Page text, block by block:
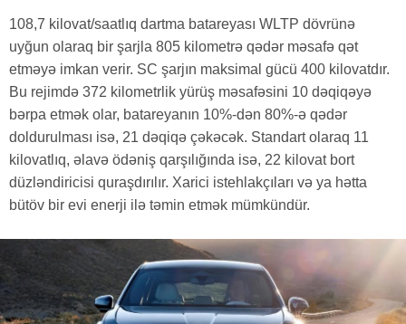
108,7 kilovat/saatlıq dartma batareyası WLTP dövrünə
uyğun olaraq bir şarjla 805 kilometrə qədər məsafə qət
etməyə imkan verir. SC şarjın maksimal gücü 400 kilovatdır.
Bu rejimdə 372 kilometrlik yürüş məsafəsini 10 dəqiqəyə
bərpa etmək olar, batareyanın 10%-dən 80%-ə qədər
doldurulması isə, 21 dəqiqə çəkəcək. Standart olaraq 11
kilovatlıq, əlavə ödəniş qarşılığında isə, 22 kilovat bort
düzləndiricisi quraşdırılır. Xarici istehlakçıları və ya hətta
bütöv bir evi enerji ilə təmin etmək mümkündür.